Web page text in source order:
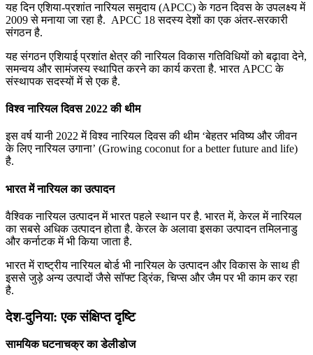
यह दिन एशिया-प्रशांत नारियल समुदाय (APCC) के गठन दिवस के उपलक्ष्य में
2009 से मनाया जा रहा है. APCC 18 सदस्य देशों का एक अंतर-सरकारी
संगठन है.
यह संगठन एशियाई प्रशांत क्षेत्र की नारियल विकास गतिविधियों को बढ़ावा देने,
समन्वय और सामंजस्य स्थापित करने का कार्य करता है. भारत APCC के
संस्थापक सदस्यों में से एक है.
विश्‍व नारियल दिवस 2022 की थीम
इस वर्ष यानी 2022 में विश्‍व नारियल दिवस की थीम ‘बेहतर भविष्य और जीवन
के लिए नारियल उगाना’ (Growing coconut for a better future and life)
है.
भारत में नारियल का उत्‍पादन
वैश्विक नारियल उत्पादन में भारत पहले स्थान पर है. भारत में, केरल में नारियल
का सबसे अधिक उत्पादन होता है. केरल के अलावा इसका उत्पादन तमिलनाडु
और कर्नाटक में भी किया जाता है.
भारत में राष्‍ट्रीय नारियल बोर्ड भी नारियल के उत्पादन और विकास के साथ ही
इससे जुड़े अन्‍य उत्‍पादों जैसे सॉफ्ट ड्रिंक, चिप्‍स और जैम पर भी काम कर रहा
है.
देश-दुनिया: एक संक्षिप्त दृष्टि
सामयिक घटनाचक्र का डेलीडोज